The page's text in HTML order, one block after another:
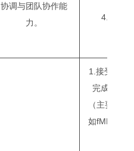
协调与团队协作能
力。
4.课题
1.接受技术
完成与岗
（主要为
如fMRI、